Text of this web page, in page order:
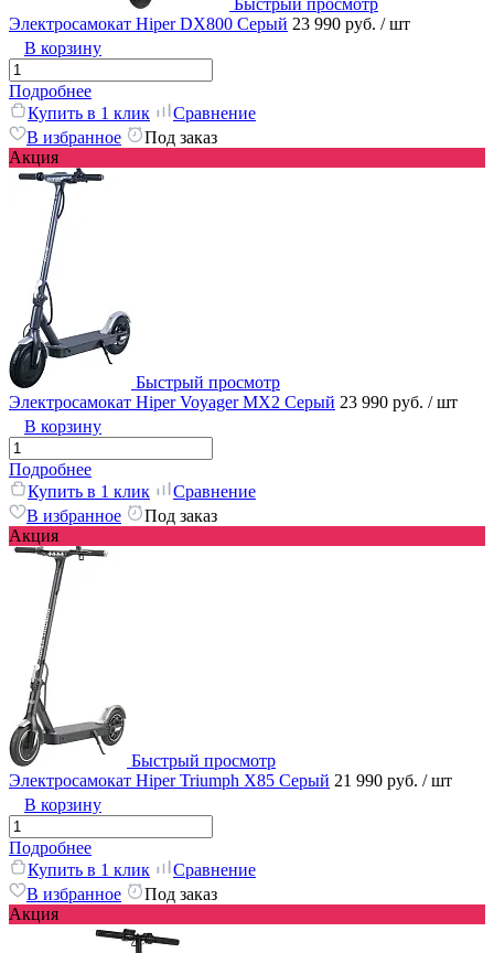
Быстрый просмотр
Электросамокат Hiper DX800 Серый 23 990 руб. / шт
В корзину
Подробнее
Купить в 1 клик
Сравнение
В избранное
Под заказ
Акция
Быстрый просмотр
Электросамокат Hiper Voyager MX2 Серый 23 990 руб. / шт
В корзину
Подробнее
Купить в 1 клик
Сравнение
В избранное
Под заказ
Акция
Быстрый просмотр
Электросамокат Hiper Triumph X85 Серый 21 990 руб. / шт
В корзину
Подробнее
Купить в 1 клик
Сравнение
В избранное
Под заказ
Акция